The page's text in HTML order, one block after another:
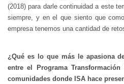
(2018) para darle continuidad a este
siempre, y en el que siento que
empresa tenemos una cantidad de
¿Qué es lo que más le apasiona
entre el Programa
comunidades donde ISA hace